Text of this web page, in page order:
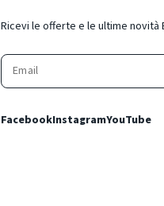
Ricevi le offerte e le ultime novità
FacebookInstagramYouTube